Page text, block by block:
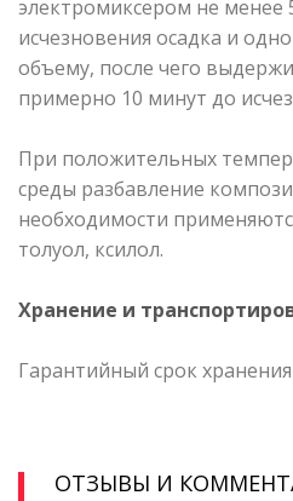
электромиксером не менее
исчезновения осадка и
объему, после чего
примерно 10 минут до
При положительных
среды разбавление
необходимости
толуол, ксилол.
Хранение и
Гарантийный срок хранения
ОТЗЫВЫ И